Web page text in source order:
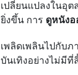
เปลี่ยนแปลงในอุ
ยิ่งขึ้น การ ดูหนัง
เพลิดเพลินไปกับ
บันเทิงอย่างไม่มีที่